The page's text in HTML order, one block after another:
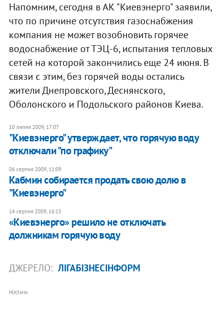
Напомним, сегодня в АК "Киевэнерго" заявили,
что по причине отсутствия газоснабжения
компания не может возобновить горячее
водоснабжение от ТЭЦ-6, испытания тепловых
сетей на которой закончились еще 24 июня. В
связи с этим, без горячей воды остались
жители Днепровского, Деснянского,
Оболонского и Подольского районов Киева.
10 липня 2009, 17:07
"Киевэнерго" утверждает, что горячую воду
отключали "по графику"
06 серпня 2009, 11:09
Кабмин собирается продать свою долю в
"Киевэнерго"
14 серпня 2009, 16:15
«Киевэнерго» решило не отключать
должникам горячую воду
ДЖЕРЕЛО: ЛІГАБІЗНЕСІНФОРМ
РЕКЛАМА